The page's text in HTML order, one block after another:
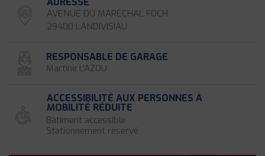
AVENUE DU MARECHAL FOCH
29400 LANDIVISIAU
RESPONSABLE DE GARAGE
Martine L'AZOU
ACCESSIBILITÉ AUX PERSONNES À
MOBILITÉ RÉDUITE
Bâtiment accessible
Stationnement réservé